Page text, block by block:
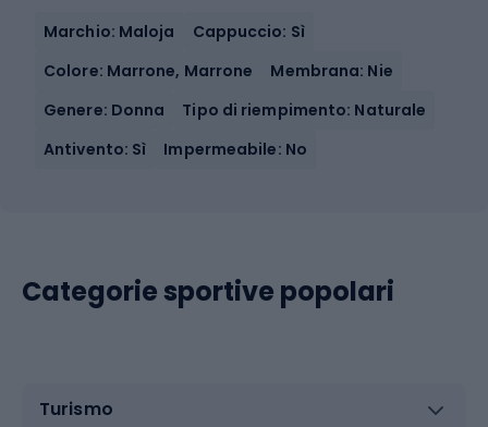
Marchio: Maloja
Cappuccio: Sì
Colore: Marrone, Marrone
Membrana: Nie
Genere: Donna
Tipo di riempimento: Naturale
Antivento: Sì
Impermeabile: No
Categorie sportive popolari
Turismo